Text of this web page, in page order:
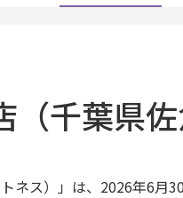
千葉県佐
ネス）」は、2026年6月